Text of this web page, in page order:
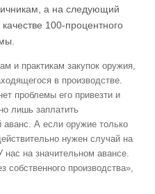
а на следующий
100-процентного
и практикам закупок оружия,
в производстве.
проблемы его привезти и
лишь заплатить
А если оружие только
нужен случай на
на значительном авансе.
собственного производства»,